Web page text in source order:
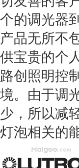
个的调光器
产品无所不
供宝贵的个
路创照明控
境。由于调
少，所以减
灯泡相关的